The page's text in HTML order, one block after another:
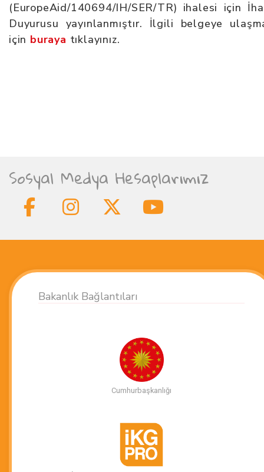
(EuropeAid/140694/IH/SER/TR) ihalesi için
Duyurusu yayınlanmıştır. İlgili belgeye
için buraya tıklayınız.
Sosyal Medya Hesaplarımız
Bakanlık Bağlantıları
Cumhurbaşkanlığı